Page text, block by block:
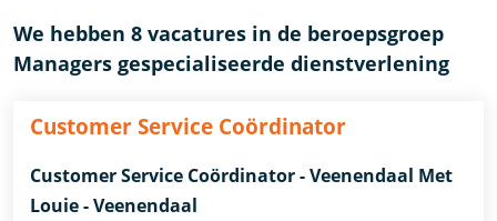
We hebben 8 vacatures in de beroepsgroep
Managers gespecialiseerde dienstverlening
Customer Service Coördinator
Customer Service Coördinator - Veenendaal Met
Louie - Veenendaal